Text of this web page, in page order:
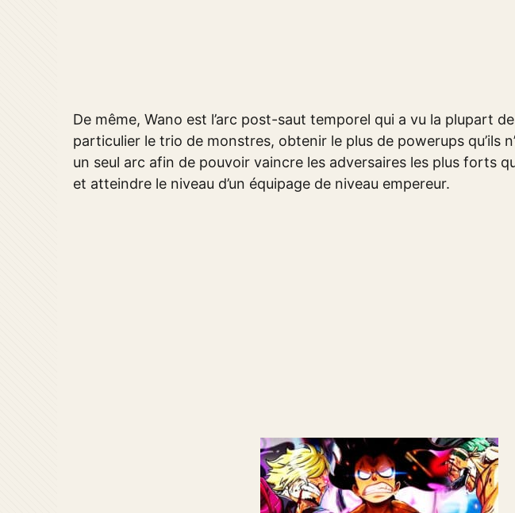
De même, Wano est l’arc post-saut temporel qui a vu la plupart
particulier le trio de monstres, obtenir le plus de powerups qu’ils
un seul arc afin de pouvoir vaincre les adversaires les plus forts
et atteindre le niveau d’un équipage de niveau empereur.